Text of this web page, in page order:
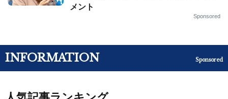
メント
Sponsored
INFORMATION Sponsored